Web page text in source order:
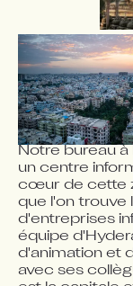
Notre bureau
un centre
cœur de cette
que l'on trouve
d'entreprises
équipe
d'animation et
avec ses